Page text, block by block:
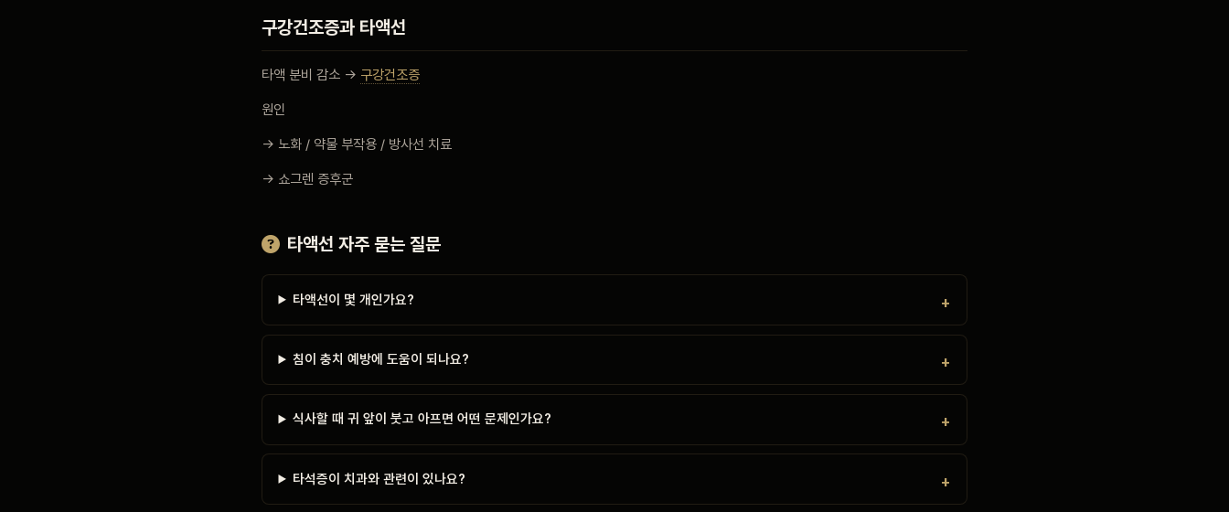
구강건조증과 타액선
타액 분비 감소 → 구강건조증
원인
→ 노화 / 약물 부작용 / 방사선 치료
→ 쇼그렌 증후군
타액선 자주 묻는 질문
타액선이 몇 개인가요?
침이 충치 예방에 도움이 되나요?
식사할 때 귀 앞이 붓고 아프면 어떤 문제인가요?
타석증이 치과와 관련이 있나요?